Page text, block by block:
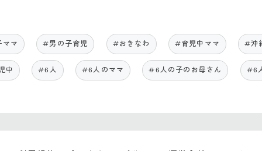
マ #男の子育児 #おきなわ #育児中ママ #沖
中 #6人 #6人のママ #6人の子のお母さん #6